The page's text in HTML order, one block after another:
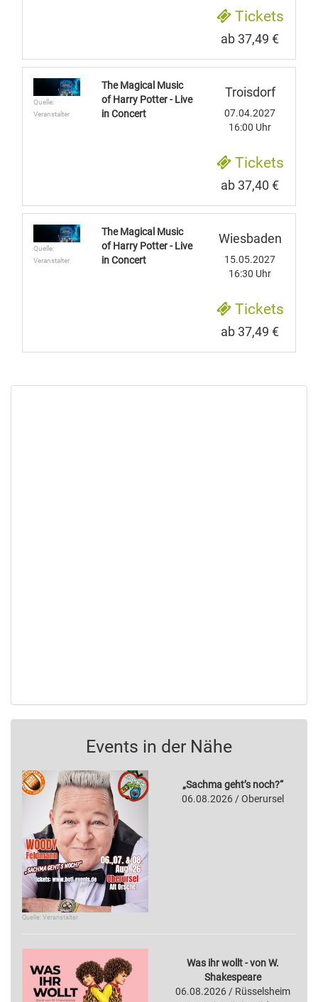
Tickets
ab 37,49 €
Quelle:
Veranstalter
The Magical Music
of Harry Potter - Live
in Concert
Troisdorf
07.04.2027
16:00 Uhr
Tickets
ab 37,40 €
Quelle:
Veranstalter
The Magical Music
of Harry Potter - Live
in Concert
Wiesbaden
15.05.2027
16:30 Uhr
Tickets
ab 37,49 €
Events in der Nähe
Quelle: Veranstalter
„Sachma geht’s noch?“
06.08.2026 / Oberursel
Was ihr wollt - von W.
Shakespeare
06.08.2026 / Rüsselsheim